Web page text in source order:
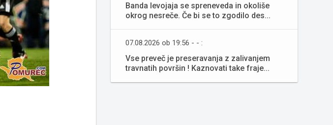
Banda levojaja se spreneveda in okoliše
okrog nesreče. Če bi se to zgodilo des...
07.08.2026 ob 19:56 - - :
Vse preveč je preseravanja z zalivanjem
travnatih površin ! Kaznovati take fraje...